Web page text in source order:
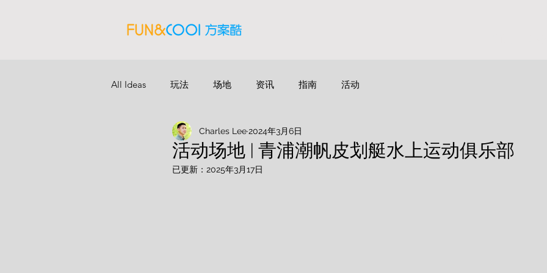
All Ideas 玩法 场地 资讯 指南 活动
活动场地 | 青浦潮帆皮划艇水上运动俱乐部
Charles Lee2024年3月6日
已更新： 2025年3月17日